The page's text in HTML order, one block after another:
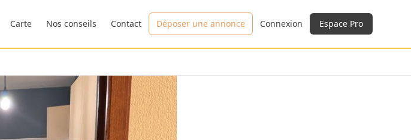
Carte Nos conseils Contact Déposer une annonce Connexion Espace Pro